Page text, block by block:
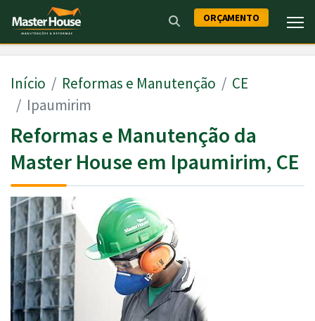
ORÇAMENTO
Início Reformas e Manutenção
CE
Ipaumirim
Reformas e Manutenção da
Master House em Ipaumirim, CE